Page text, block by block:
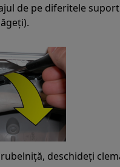
de pe diferitele
deschideți